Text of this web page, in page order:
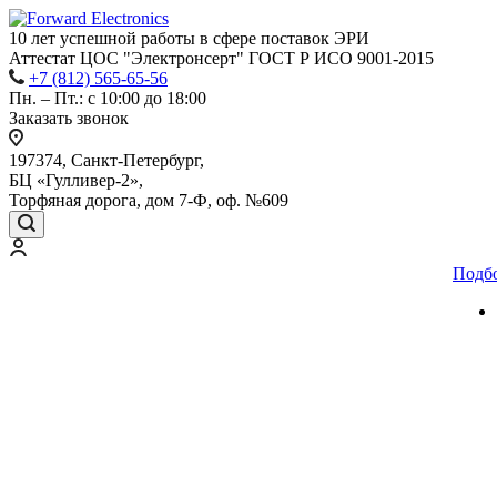
10 лет успешной работы в сфере поставок ЭРИ
Аттестат ЦОС "Электронсерт" ГОСТ Р ИСО 9001-2015
+7 (812) 565-65-56
Пн. – Пт.: с 10:00 до 18:00
Заказать звонок
197374, Санкт-Петербург,
БЦ «Гулливер-2»,
Торфяная дорога, дом 7-Ф, оф. №609